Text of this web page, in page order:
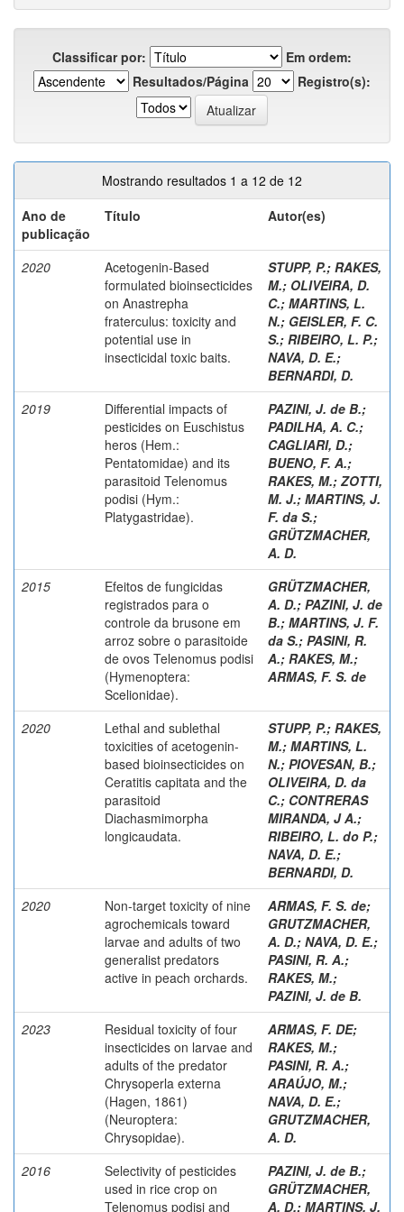
Classificar por:
Em ordem:
Resultados/Página
Registro(s):
Mostrando resultados 1 a 12 de 12
Ano de
publicação
Título Autor(es)
2020
Acetogenin-Based
formulated bioinsecticides
on Anastrepha
fraterculus: toxicity and
potential use in
insecticidal toxic baits.
STUPP, P.; RAKES,
M.; OLIVEIRA, D.
C.; MARTINS, L.
N.; GEISLER, F. C.
S.; RIBEIRO, L. P.;
NAVA, D. E.;
BERNARDI, D.
2019
Differential impacts of
pesticides on Euschistus
heros (Hem.:
Pentatomidae) and its
parasitoid Telenomus
podisi (Hym.:
Platygastridae).
PAZINI, J. de B.;
PADILHA, A. C.;
CAGLIARI, D.;
BUENO, F. A.;
RAKES, M.; ZOTTI,
M. J.; MARTINS, J.
F. da S.;
GRÜTZMACHER,
A. D.
2015
Efeitos de fungicidas
registrados para o
controle da brusone em
arroz sobre o parasitoide
de ovos Telenomus podisi
(Hymenoptera:
Scelionidae).
GRÜTZMACHER,
A. D.; PAZINI, J. de
B.; MARTINS, J. F.
da S.; PASINI, R.
A.; RAKES, M.;
ARMAS, F. S. de
2020
Lethal and sublethal
toxicities of acetogenin-
based bioinsecticides on
Ceratitis capitata and the
parasitoid
Diachasmimorpha
longicaudata.
STUPP, P.; RAKES,
M.; MARTINS, L.
N.; PIOVESAN, B.;
OLIVEIRA, D. da
C.; CONTRERAS
MIRANDA, J A.;
RIBEIRO, L. do P.;
NAVA, D. E.;
BERNARDI, D.
2020
Non-target toxicity of nine
agrochemicals toward
larvae and adults of two
generalist predators
active in peach orchards.
ARMAS, F. S. de;
GRUTZMACHER,
A. D.; NAVA, D. E.;
PASINI, R. A.;
RAKES, M.;
PAZINI, J. de B.
2023
Residual toxicity of four
insecticides on larvae and
adults of the predator
Chrysoperla externa
(Hagen, 1861)
(Neuroptera:
Chrysopidae).
ARMAS, F. DE;
RAKES, M.;
PASINI, R. A.;
ARAÚJO, M.;
NAVA, D. E.;
GRUTZMACHER,
A. D.
2016
Selectivity of pesticides
used in rice crop on
Telenomus podisi and
PAZINI, J. de B.;
GRÜTZMACHER,
A. D.; MARTINS, J.